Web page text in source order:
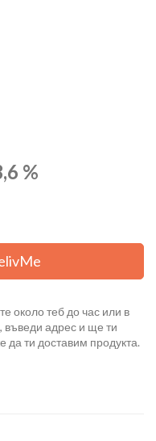
%
около теб до час или в
въведи адрес и ще ти
да ти доставим продукта.